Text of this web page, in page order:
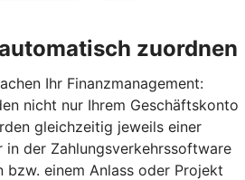
zuordnen
Ihr Finanzmanagement:
nicht nur Ihrem Geschäftskonto
gleichzeitig jeweils einer
in der Zahlungsverkehrssoftware
bzw. einem Anlass oder Projekt